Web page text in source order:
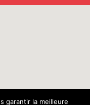
garantir la meilleure